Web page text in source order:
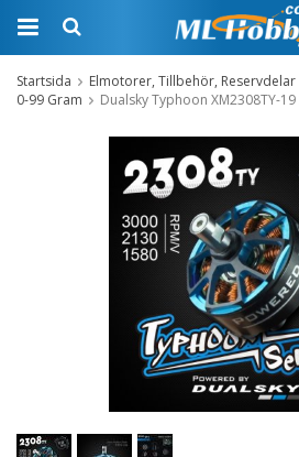
Startsida Elmotorer, Tillbehör, Reservdelar
0-99 Gram
Dualsky Typhoon XM2308TY-19